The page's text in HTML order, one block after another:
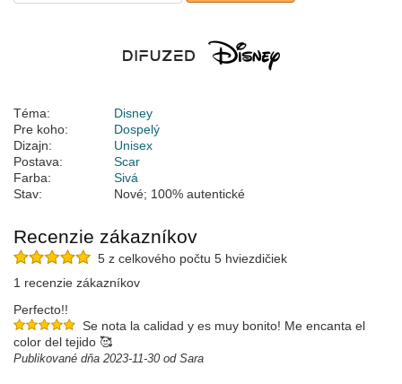
Téma:
Disney
Pre koho:
Dospelý
Dizajn:
Unisex
Postava:
Scar
Farba:
Sivá
Stav:
Nové; 100% autentické
Recenzie zákazníkov
5 z celkového počtu 5 hviezdičiek
1 recenzie zákazníkov
Perfecto!!
Se nota la calidad y es muy bonito! Me encanta el
color del tejido 🥰
Publikované dňa 2023-11-30 od Sara